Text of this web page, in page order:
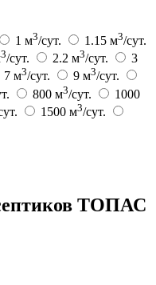
1 м3/сут. 1.15 м3/сут.
3/сут. 2.2 м3/сут.
3
7 м3/сут. 9 м3/сут.
800 м3/сут.
1000
1500 м3/сут.
ТОПАС